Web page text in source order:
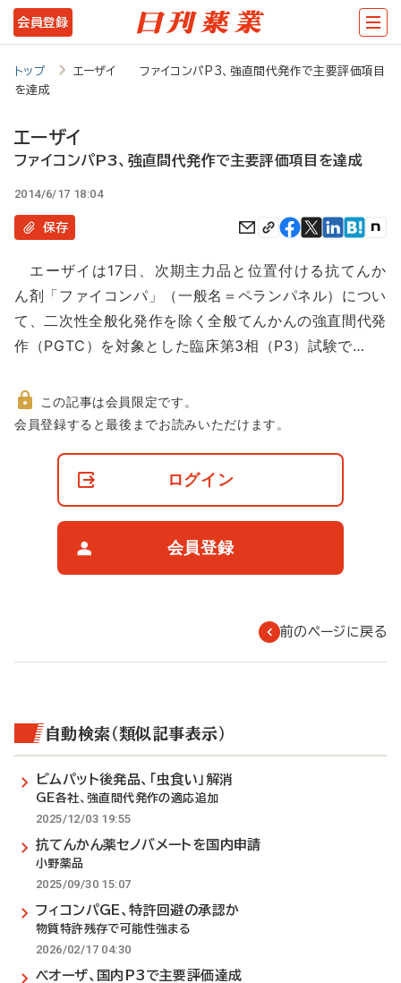
メ
イ
テ
ツ
に
動
会員登録
トップ
エーザイ ファイコンパP3、強直間代発作で主要評価項目
を達成
エーザイ
ファイコンパP3、強直間代発作で主要評価項目を達成
2014/6/17 18:04
保存
エーザイは17日、次期主力品と位置付ける抗てんか
ん剤「ファイコンパ」（一般名＝ペランパネル）につい
て、二次性全般化発作を除く全般てんかんの強直間代発
作（PGTC）を対象とした臨床第3相（P3）試験で…
非
この記事は会員限定です。
会員登録すると最後までお読みいただけます。
ログイン
会員登録
前のページに戻る
自動検索（類似記事表示）
ビムパット後発品、「虫食い」解消
GE各社、強直間代発作の適応追加
2025/12/03 19:55
抗てんかん薬セノバメートを国内申請
小野薬品
2025/09/30 15:07
フィコンパGE、特許回避の承認か
物質特許残存で可能性強まる
2026/02/17 04:30
ベオーザ、国内P3で主要評価達成